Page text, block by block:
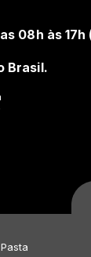
08h às
Brasil.
Pasta